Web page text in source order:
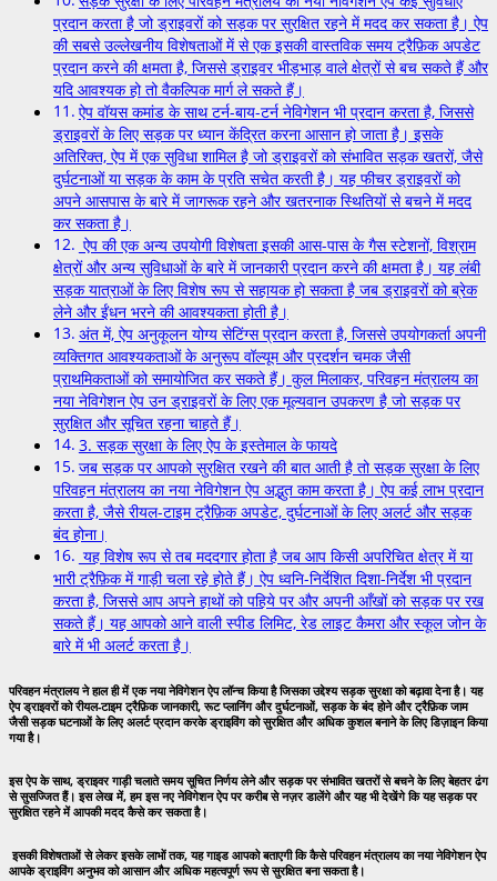
प्रदान करता है जो ड्राइवरों को सड़क पर सुरक्षित रहने में मदद कर सकता है। ऐप
की सबसे उल्लेखनीय विशेषताओं में से एक इसकी वास्तविक समय ट्रैफ़िक अपडेट
प्रदान करने की क्षमता है, जिससे ड्राइवर भीड़भाड़ वाले क्षेत्रों से बच सकते हैं और
यदि आवश्यक हो तो वैकल्पिक मार्ग ले सकते हैं।
ऐप वॉयस कमांड के साथ टर्न-बाय-टर्न नेविगेशन भी प्रदान करता है, जिससे
ड्राइवरों के लिए सड़क पर ध्यान केंद्रित करना आसान हो जाता है। इसके
अतिरिक्त, ऐप में एक सुविधा शामिल है जो ड्राइवरों को संभावित सड़क खतरों, जैसे
दुर्घटनाओं या सड़क के काम के प्रति सचेत करती है। यह फीचर ड्राइवरों को
अपने आसपास के बारे में जागरूक रहने और खतरनाक स्थितियों से बचने में मदद
कर सकता है।
ऐप की एक अन्य उपयोगी विशेषता इसकी आस-पास के गैस स्टेशनों, विश्राम
क्षेत्रों और अन्य सुविधाओं के बारे में जानकारी प्रदान करने की क्षमता है। यह लंबी
सड़क यात्राओं के लिए विशेष रूप से सहायक हो सकता है जब ड्राइवरों को ब्रेक
लेने और ईंधन भरने की आवश्यकता होती है।
अंत में, ऐप अनुकूलन योग्य सेटिंग्स प्रदान करता है, जिससे उपयोगकर्ता अपनी
व्यक्तिगत आवश्यकताओं के अनुरूप वॉल्यूम और प्रदर्शन चमक जैसी
प्राथमिकताओं को समायोजित कर सकते हैं। कुल मिलाकर, परिवहन मंत्रालय का
नया नेविगेशन ऐप उन ड्राइवरों के लिए एक मूल्यवान उपकरण है जो सड़क पर
सुरक्षित और सूचित रहना चाहते हैं।
3. सड़क सुरक्षा के लिए ऐप के इस्तेमाल के फायदे
जब सड़क पर आपको सुरक्षित रखने की बात आती है तो सड़क सुरक्षा के लिए
परिवहन मंत्रालय का नया नेविगेशन ऐप अद्भुत काम करता है। ऐप कई लाभ प्रदान
करता है, जैसे रीयल-टाइम ट्रैफ़िक अपडेट, दुर्घटनाओं के लिए अलर्ट और सड़क
बंद होना।
यह विशेष रूप से तब मददगार होता है जब आप किसी अपरिचित क्षेत्र में या
भारी ट्रैफ़िक में गाड़ी चला रहे होते हैं। ऐप ध्वनि-निर्देशित दिशा-निर्देश भी प्रदान
करता है, जिससे आप अपने हाथों को पहिये पर और अपनी आँखों को सड़क पर रख
सकते हैं। यह आपको आने वाली स्पीड लिमिट, रेड लाइट कैमरा और स्कूल जोन के
बारे में भी अलर्ट करता है।
परिवहन मंत्रालय ने हाल ही में एक नया नेविगेशन ऐप लॉन्च किया है जिसका उद्देश्य सड़क सुरक्षा को बढ़ावा देना है। यह
ऐप ड्राइवरों को रीयल-टाइम ट्रैफ़िक जानकारी, रूट प्लानिंग और दुर्घटनाओं, सड़क के बंद होने और ट्रैफ़िक जाम
जैसी सड़क घटनाओं के लिए अलर्ट प्रदान करके ड्राइविंग को सुरक्षित और अधिक कुशल बनाने के लिए डिज़ाइन किया
गया है।
इस ऐप के साथ, ड्राइवर गाड़ी चलाते समय सूचित निर्णय लेने और सड़क पर संभावित खतरों से बचने के लिए बेहतर ढंग
से सुसज्जित हैं। इस लेख में, हम इस नए नेविगेशन ऐप पर करीब से नज़र डालेंगे और यह भी देखेंगे कि यह सड़क पर
सुरक्षित रहने में आपकी मदद कैसे कर सकता है।
इसकी विशेषताओं से लेकर इसके लाभों तक, यह गाइड आपको बताएगी कि कैसे परिवहन मंत्रालय का नया नेविगेशन ऐप
आपके ड्राइविंग अनुभव को आसान और अधिक महत्वपूर्ण रूप से सुरक्षित बना सकता है।